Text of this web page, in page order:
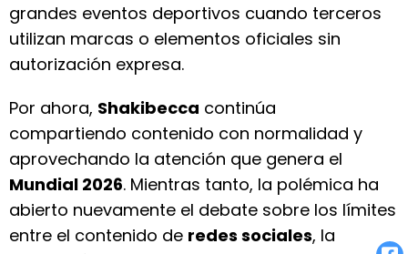
grandes eventos deportivos cuando terceros
utilizan marcas o elementos oficiales sin
autorización expresa.
Por ahora, Shakibecca continúa
compartiendo contenido con normalidad y
aprovechando la atención que genera el
Mundial 2026. Mientras tanto, la polémica ha
abierto nuevamente el debate sobre los límites
entre el contenido de redes sociales, la